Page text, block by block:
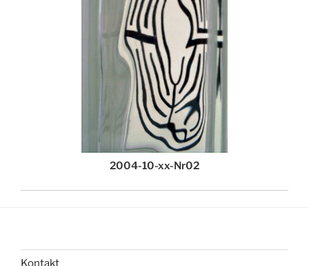
2004-10-xx-Nr02
Kontakt